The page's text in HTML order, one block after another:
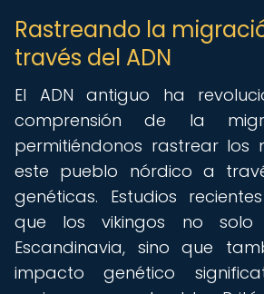
Rastreando la
través del ADN
El ADN antiguo ha
comprensión de la
permitiéndonos rastrear los
este pueblo nórdico a
genéticas. Estudios
que los vikingos no solo
Escandinavia, sino que
impacto genético